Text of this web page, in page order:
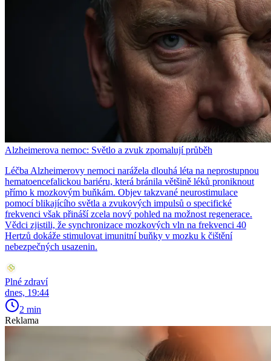
Alzheimerova nemoc: Světlo a zvuk zpomalují průběh
Léčba Alzheimerovy nemoci narážela dlouhá léta na neprostupnou
hematoencefalickou bariéru, která bránila většině léků proniknout
přímo k mozkovým buňkám. Objev takzvané neurostimulace
pomocí blikajícího světla a zvukových impulsů o specifické
frekvenci však přináší zcela nový pohled na možnost regenerace.
Vědci zjistili, že synchronizace mozkových vln na frekvenci 40
Hertzů dokáže stimulovat imunitní buňky v mozku k čištění
nebezpečných usazenin.
Plné zdraví
dnes, 19:44
2 min
Reklama